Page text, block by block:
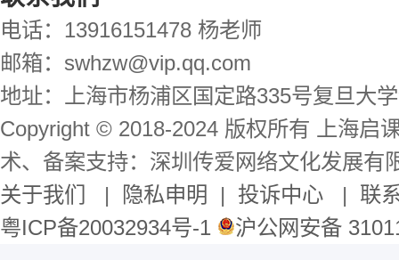
电话：13916151478 杨老师
邮箱：swhzw@vip.qq.com
地址：上海市杨浦区国定路335号复旦大
Copyright © 2018-2024 版权所有 上海启
术、备案支持：深圳传爱网络文化发展有
关于我们
| 隐私申明 | 投诉中心 | 联
粤ICP备20032934号-1
沪公网安备